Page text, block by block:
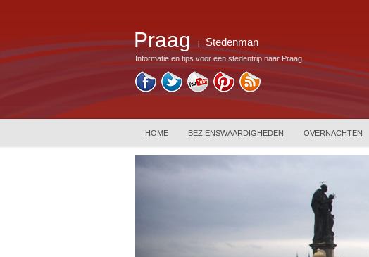
Praag Stedenman
Informatie en tips voor een stedentrip naar Praag
HOME BEZIENSWAARDIGHEDEN OVERNACHTEN